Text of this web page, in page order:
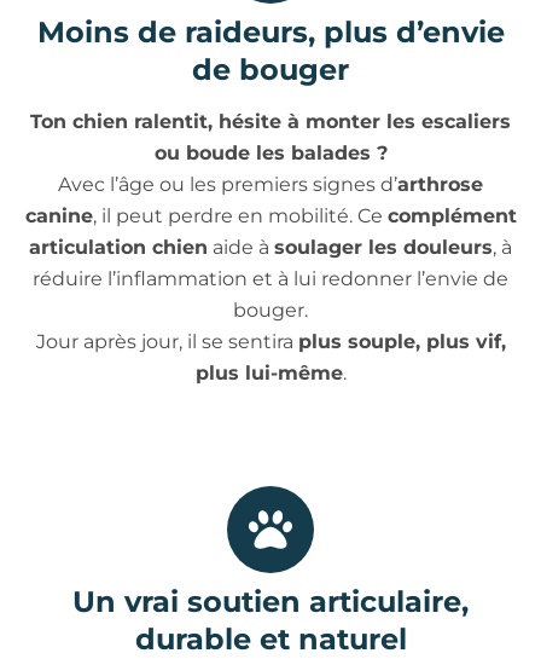
Moins de raideurs, plus d’envie
de bouger
Ton chien ralentit, hésite à monter les escaliers
ou boude les balades ?
Avec l’âge ou les premiers signes d’arthrose
canine, il peut perdre en mobilité. Ce complément
articulation chien aide à soulager les douleurs, à
réduire l’inflammation et à lui redonner l’envie de
bouger.
Jour après jour, il se sentira plus souple, plus vif,
plus lui-même.
Un vrai soutien articulaire,
durable et naturel